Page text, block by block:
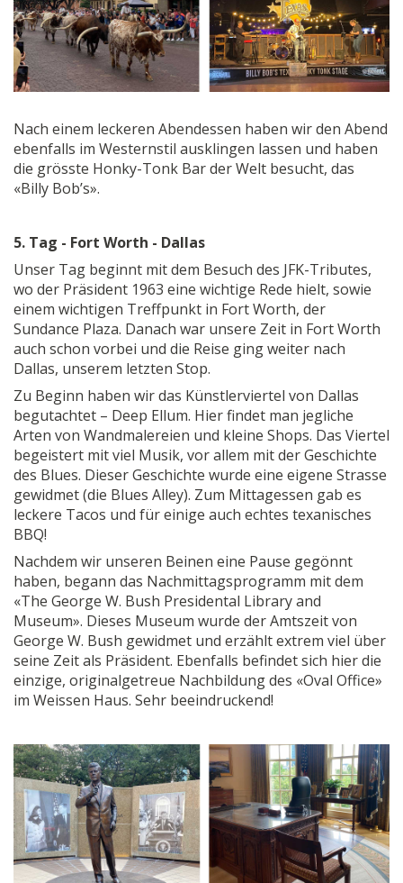
Nach einem leckeren Abendessen haben wir den Abend
ebenfalls im Westernstil ausklingen lassen und haben
die grösste Honky-Tonk Bar der Welt besucht, das
«Billy Bob’s».
5. Tag - Fort Worth - Dallas
Unser Tag beginnt mit dem Besuch des JFK-Tributes,
wo der Präsident 1963 eine wichtige Rede hielt, sowie
einem wichtigen Treffpunkt in Fort Worth, der
Sundance Plaza. Danach war unsere Zeit in Fort Worth
auch schon vorbei und die Reise ging weiter nach
Dallas, unserem letzten Stop.
Zu Beginn haben wir das Künstlerviertel von Dallas
begutachtet – Deep Ellum. Hier findet man jegliche
Arten von Wandmalereien und kleine Shops. Das Viertel
begeistert mit viel Musik, vor allem mit der Geschichte
des Blues. Dieser Geschichte wurde eine eigene Strasse
gewidmet (die Blues Alley). Zum Mittagessen gab es
leckere Tacos und für einige auch echtes texanisches
BBQ!
Nachdem wir unseren Beinen eine Pause gegönnt
haben, begann das Nachmittagsprogramm mit dem
«The George W. Bush Presidental Library and
Museum». Dieses Museum wurde der Amtszeit von
George W. Bush gewidmet und erzählt extrem viel über
seine Zeit als Präsident. Ebenfalls befindet sich hier die
einzige, originalgetreue Nachbildung des «Oval Office»
im Weissen Haus. Sehr beeindruckend!